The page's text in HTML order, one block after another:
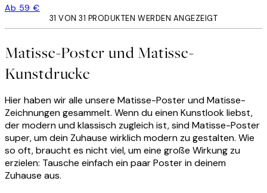
Ab 59 €
31 VON 31 PRODUKTEN WERDEN ANGEZEIGT
Matisse-Poster und Matisse-
Kunstdrucke
Hier haben wir alle unsere Matisse-Poster und Matisse-
Zeichnungen gesammelt. Wenn du einen Kunstlook liebst,
der modern und klassisch zugleich ist, sind Matisse-Poster
super, um dein Zuhause wirklich modern zu gestalten. Wie
so oft, braucht es nicht viel, um eine große Wirkung zu
erzielen: Tausche einfach ein paar Poster in deinem
Zuhause aus.